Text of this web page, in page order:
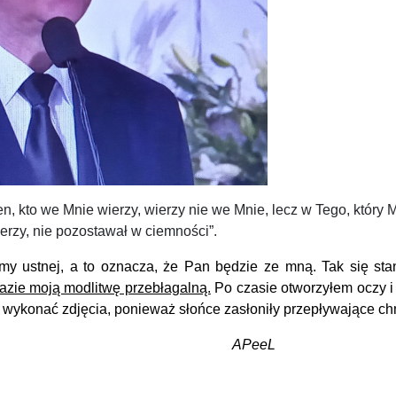
kto we Mnie wierzy, wierzy nie we Mnie, lecz w Tego, który
nie pozostawał w ciemności”.
ustnej, a to oznacza, że Pan będzie ze mną. Tak się
moją modlitwę przebłagalną. Po czasie otworzyłem oczy
zdjęcia, ponieważ słońce zasłoniły przepływające
APeeL
Z POWOŁANIEM…